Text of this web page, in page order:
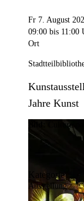
Fr 7. August
09:00 bis 11:00
Ort
Jahre Kunst
Kategorie
Ausstellung